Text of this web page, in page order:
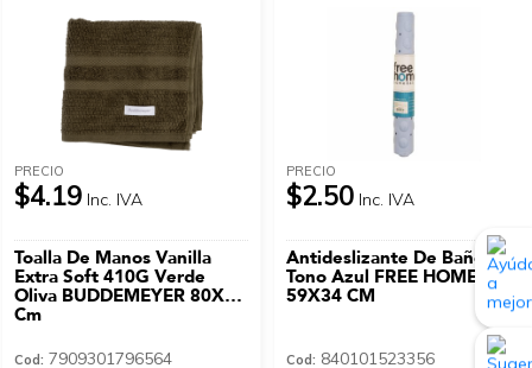
PRECIO
$4.19 Inc. IVA
Toalla De Manos Vanilla
Extra Soft 410G Verde
Oliva BUDDEMEYER 80X48
Cm
Cod: 7909301796564
PRECIO
$2.50 Inc. IVA
Antideslizante De Baño
Tono Azul FREE HOME
59X34 CM
Cod: 840101523356